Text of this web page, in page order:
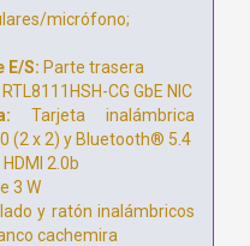
micrófono;
E/S: Parte trasera
CG GbE NIC
Tarjeta inalámbrica
(2 x 2) y Bluetooth® 5.4
HDMI 2.0b
3 W
y ratón inalámbricos
cachemira